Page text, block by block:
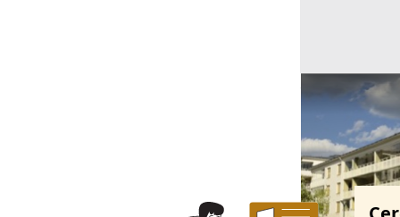
Ricerche